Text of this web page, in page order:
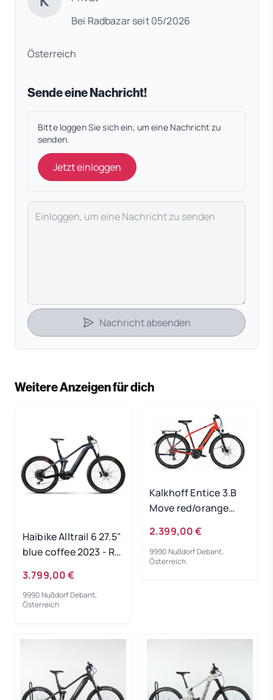
Bei Radbazar seit 05/2026
Österreich
Sende eine Nachricht!
Bitte loggen Sie sich ein, um eine Nachricht zu
senden.
Jetzt einloggen
Deine Nachricht
Nachricht absenden
Weitere Anzeigen für dich
Haibike Alltrail 6 27.5"
blue coffee 2023 - RH
Ausstellungsrad
3.799,00 €
9990 Nußdorf Debant,
Österreich
Kalkhoff Entice 3.B
Move red/orange
cm Gebrauchtrad
2.399,00 €
9990 Nußdorf Debant,
Österreich